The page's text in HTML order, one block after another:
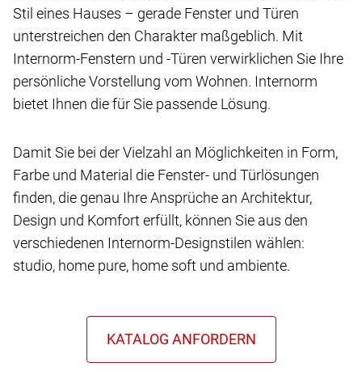
Stil eines Hauses – gerade Fenster und Türen
unterstreichen den Charakter maßgeblich. Mit
Internorm-Fenstern und -Türen verwirklichen Sie Ihre
persönliche Vorstellung vom Wohnen. Internorm
bietet Ihnen die für Sie passende Lösung.
Damit Sie bei der Vielzahl an Möglichkeiten in Form,
Farbe und Material die Fenster- und Türlösungen
finden, die genau Ihre Ansprüche an Architektur,
Design und Komfort erfüllt, können Sie aus den
verschiedenen Internorm-Designstilen wählen:
studio, home pure, home soft und ambiente.